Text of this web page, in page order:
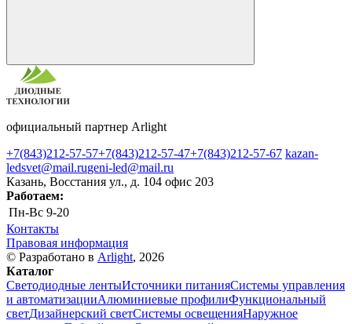
официальный партнер Arlight
+7(843)212-57-57+7(843)212-57-47+7(843)212-57-67 kazan-
ledsvet@mail.rugeni-led@mail.ru
Казань, Восстания ул., д. 104 офис 203
Работаем:
Пн-Вс 9-20
Контакты
Правовая информация
© Разработано в Arlight, 2026
Каталог
Светодиодные лентыИсточники питанияСистемы управления
и автоматизацииАлюминиевые профилиФункциональный
светДизайнерский светСистемы освещенияНаружное